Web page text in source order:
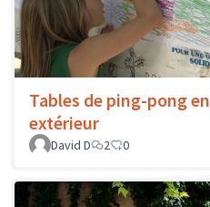
Tables de ping-pong en
extérieur
David D
2 0